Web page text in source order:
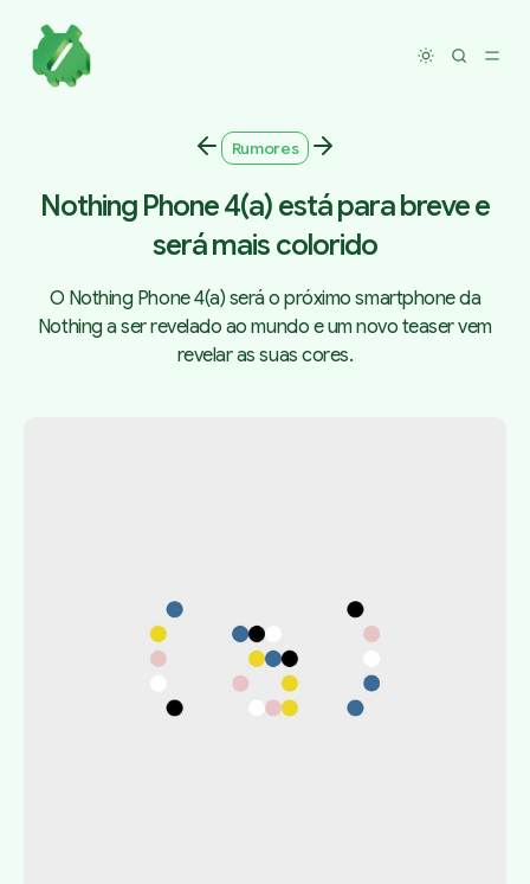
Toggle
Rumores
Nothing Phone 4(a) está para breve e
será mais colorido
O Nothing Phone 4(a) será o próximo smartphone da
Nothing a ser revelado ao mundo e um novo teaser vem
revelar as suas cores.